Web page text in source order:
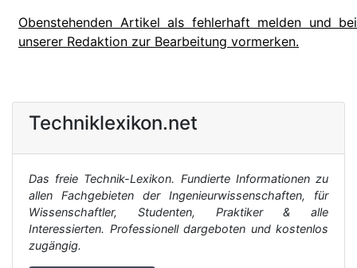
Obenstehenden Artikel als fehlerhaft melden und bei
unserer Redaktion zur Bearbeitung vormerken.
Techniklexikon.net
Das freie Technik-Lexikon. Fundierte Informationen zu
allen Fachgebieten der Ingenieurwissenschaften, für
Wissenschaftler, Studenten, Praktiker & alle
Interessierten. Professionell dargeboten und kostenlos
zugängig.